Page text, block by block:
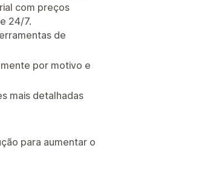
com preços
24/7.
de
por motivo e
mais detalhadas
para aumentar o